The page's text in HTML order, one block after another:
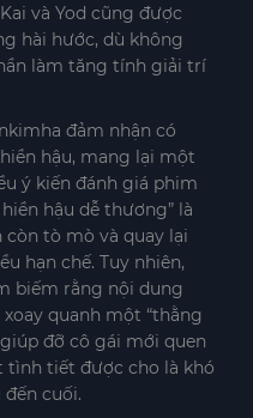
và Yod cũng được
hài hước, dù không
làm tăng tính giải trí
đảm nhận có
hậu, mang lại một
ý kiến đánh giá phim
hậu dễ thương” là
còn tò mò và quay lại
hạn chế. Tuy nhiên,
biếm rằng nội dung
quanh một “thằng
đỡ cô gái mới quen
tình tiết được cho là khó
cuối.